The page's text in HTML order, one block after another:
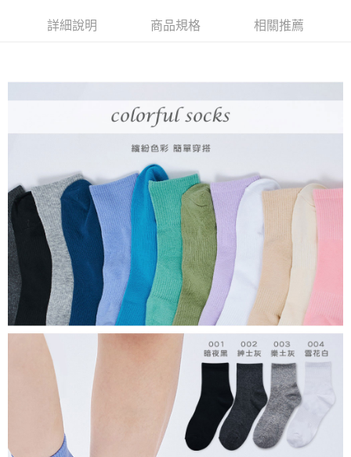
ATM付款
每筆NT$80，滿NT$899(含以上)免運費
7-11取貨付款
每筆NT$80，滿NT$899(含以上)免運費
付款後7-11取貨
每筆NT$80，滿NT$859(含以上)免運費
宅配
每筆NT$85，滿NT$859(含以上)免運費
詳細說明 商品規格 相關推薦